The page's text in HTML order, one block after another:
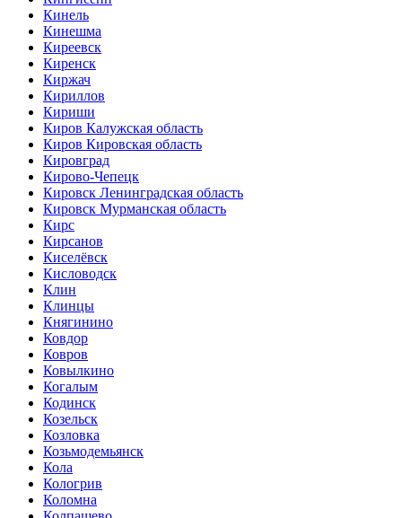
Кинель
Кинешма
Киреевск
Киренск
Киржач
Кириллов
Кириши
Киров Калужская область
Киров Кировская область
Кировград
Кирово-Чепецк
Кировск Ленинградская область
Кировск Мурманская область
Кирс
Кирсанов
Киселёвск
Кисловодск
Клин
Клинцы
Княгинино
Ковдор
Ковров
Ковылкино
Когалым
Кодинск
Козельск
Козловка
Козьмодемьянск
Кола
Кологрив
Коломна